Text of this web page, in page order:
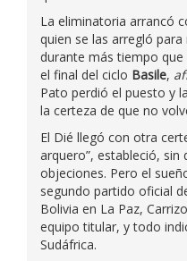
La eliminatoria arrancó
quien se las arregló
durante más tiempo
el final del ciclo Basile,
Pato perdió el puesto y
la certeza de que no
El Dié llegó con otra
arquero”, estableció, sin
objeciones. Pero el
segundo partido oficial
Bolivia en La Paz,
equipo titular, y todo
Sudáfrica.